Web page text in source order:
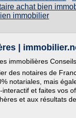
achat bien
immobilier
|
immobilières
des notaires de
notariales, mais
et faites vos
et aux résultats